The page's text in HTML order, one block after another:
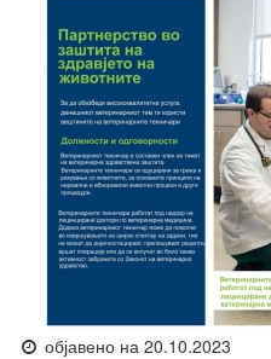
објавено на 20.10.2023